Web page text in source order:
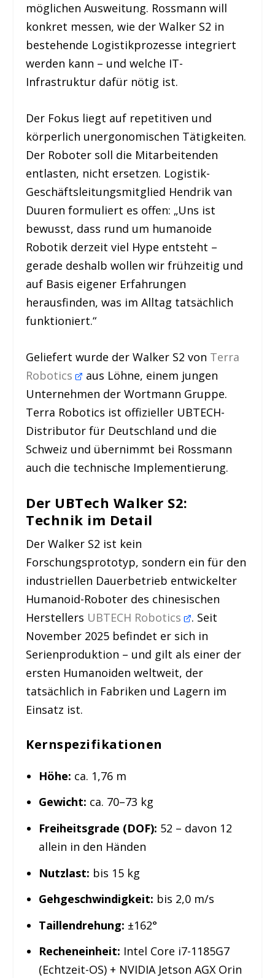
möglichen Ausweitung. Rossmann will
konkret messen, wie der Walker S2 in
bestehende Logistikprozesse integriert
werden kann – und welche IT-
Infrastruktur dafür nötig ist.
Der Fokus liegt auf repetitiven und
körperlich unergonomischen Tätigkeiten.
Der Roboter soll die Mitarbeitenden
entlasten, nicht ersetzen. Logistik-
Geschäftsleitungsmitglied Hendrik van
Duuren formuliert es offen: „Uns ist
bewusst, dass rund um humanoide
Robotik derzeit viel Hype entsteht –
gerade deshalb wollen wir frühzeitig und
auf Basis eigener Erfahrungen
herausfinden, was im Alltag tatsächlich
funktioniert.“
Geliefert wurde der Walker S2 von Terra
Robotics
aus Löhne, einem jungen
Unternehmen der Wortmann Gruppe.
Terra Robotics ist offizieller UBTECH-
Distributor für Deutschland und die
Schweiz und übernimmt bei Rossmann
auch die technische Implementierung.
Der UBTech Walker S2:
Technik im Detail
Der Walker S2 ist kein
Forschungsprototyp, sondern ein für den
industriellen Dauerbetrieb entwickelter
Humanoid-Roboter des chinesischen
Herstellers UBTECH Robotics . Seit
November 2025 befindet er sich in
Serienproduktion – und gilt als einer der
ersten Humanoiden weltweit, der
tatsächlich in Fabriken und Lagern im
Einsatz ist.
Kernspezifikationen
Höhe: ca. 1,76 m
Gewicht: ca. 70–73 kg
Freiheitsgrade (DOF): 52 – davon 12
allein in den Händen
Nutzlast: bis 15 kg
Gehgeschwindigkeit: bis 2,0 m/s
Taillendrehung: ±162°
Recheneinheit: Intel Core i7-1185G7
(Echtzeit-OS) + NVIDIA Jetson AGX Orin